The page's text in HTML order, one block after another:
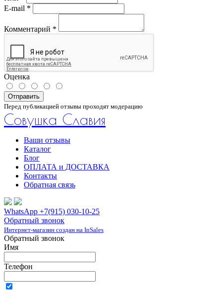
E-mail *
Комментарий *
Оценка
Отправить
Перед публикацией отзывы проходят модерацию
Совушка Славия
Ваши отзывы
Каталог
Блог
ОПЛАТА и ДОСТАВКА
Контакты
Обратная связь
WhatsApp +7(915) 030-10-25
Обратный звонок
Интернет-магазин создан на InSales
Обратный звонок
Имя
Телефон